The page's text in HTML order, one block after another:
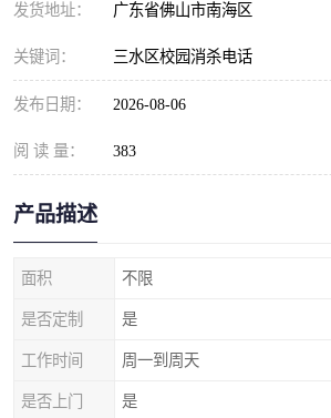
发货地址： 广东省佛山市南海区
关键词： 三水区校园消杀电话
发布日期： 2026-08-06
阅 读 量： 383
产品描述
面积 不限
是否定制 是
工作时间 周一到周天
是否上门 是